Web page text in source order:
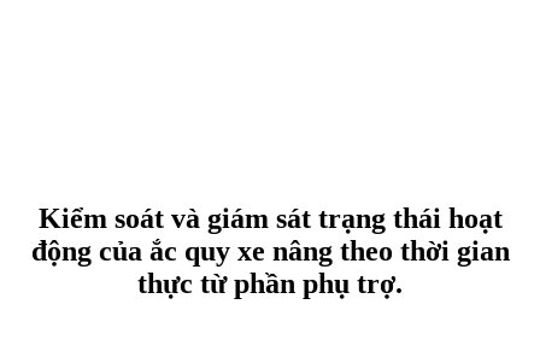
Kiểm soát và giám sát trạng thái hoạt
động của ắc quy xe nâng theo thời gian
thực từ phần phụ trợ.